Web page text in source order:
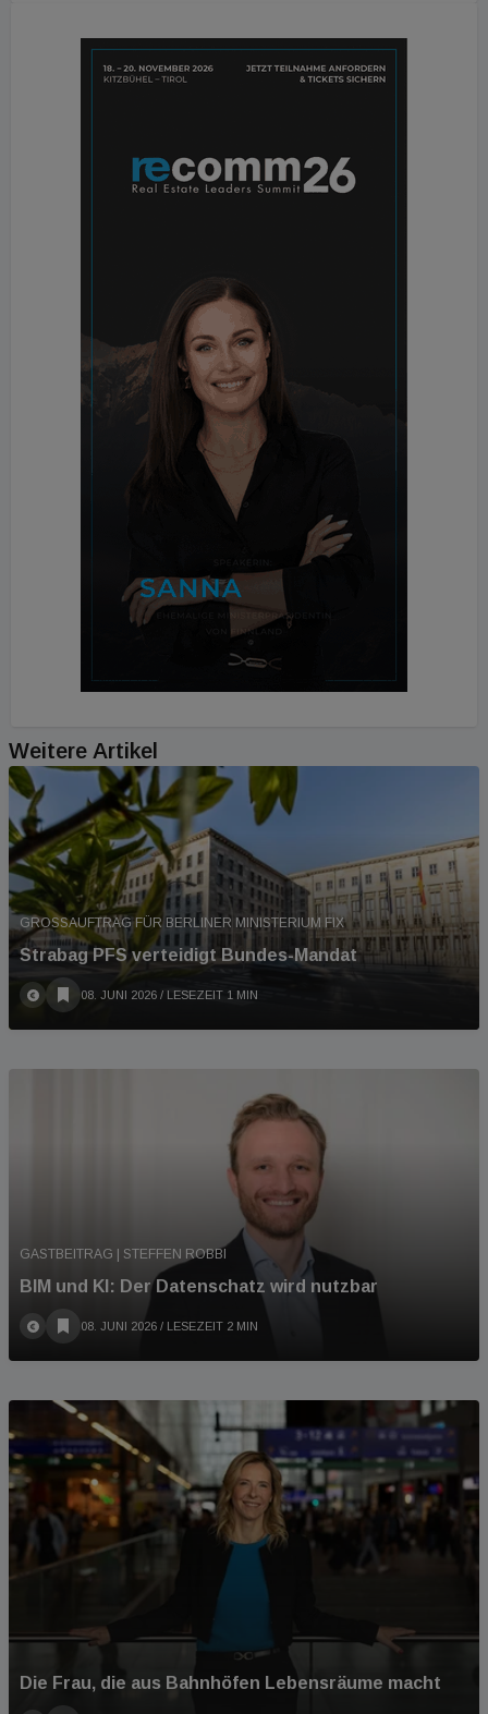
Weitere Artikel
GROSSAUFTRAG FÜR BERLINER MINISTERIUM FIX
Strabag PFS verteidigt Bundes-Mandat
08. JUNI 2026 / LESEZEIT 1 MIN
GASTBEITRAG | STEFFEN ROBBI
BIM und KI: Der Datenschatz wird nutzbar
08. JUNI 2026 / LESEZEIT 2 MIN
Die Frau, die aus Bahnhöfen Lebensräume macht